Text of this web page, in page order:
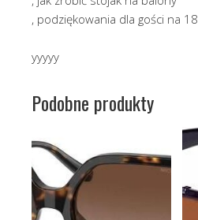
, podziękowania dla gości na 18
yyyyy
Podobne produkty